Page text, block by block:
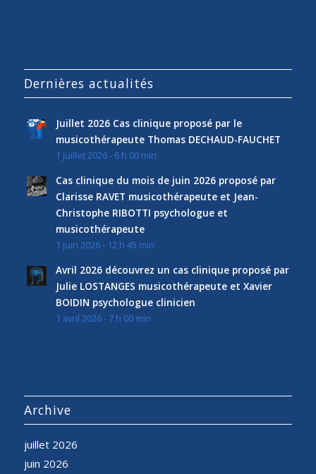
Dernières actualités
Juillet 2026 Cas clinique proposé par le
musicothérapeute Thomas DECHAUD-FAUCHET
1 juillet 2026 - 6 h 00 min
Cas clinique du mois de juin 2026 proposé par
Clarisse RAVET musicothérapeute et Jean-
Christophe RIBOTTI psychologue et
musicothérapeute
1 juin 2026 - 12 h 45 min
Avril 2026 découvrez un cas clinique proposé par
Julie LOSTANGES musicothérapeute et Xavier
BOIDIN psychologue clinicien
1 avril 2026 - 7 h 00 min
Archive
juillet 2026
juin 2026